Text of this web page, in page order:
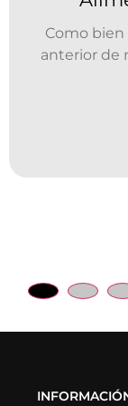
Como
anterior de